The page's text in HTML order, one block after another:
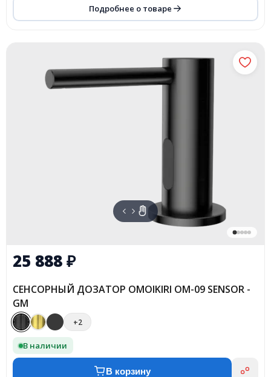
Подробнее о товаре
25 888₽
СЕНСОРНЫЙ ДОЗАТОР OMOIKIRI OM-09 SENSOR -
GM
+2
В наличии
В корзину